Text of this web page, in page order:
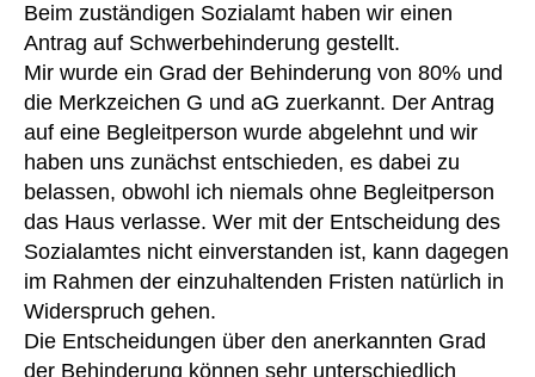
Beim zuständigen Sozialamt haben wir einen
Antrag auf Schwerbehinderung gestellt.
Mir wurde ein Grad der Behinderung von 80% und
die Merkzeichen G und aG zuerkannt. Der Antrag
auf eine Begleitperson wurde abgelehnt und wir
haben uns zunächst entschieden, es dabei zu
belassen, obwohl ich niemals ohne Begleitperson
das Haus verlasse. Wer mit der Entscheidung des
Sozialamtes nicht einverstanden ist, kann dagegen
im Rahmen der einzuhaltenden Fristen natürlich in
Widerspruch gehen.
Die Entscheidungen über den anerkannten Grad
der Behinderung können sehr unterschiedlich
s
ar
zt
H
ei
le
e,
H
e
m
d,
H
u
n
g
e
n,
hr
u
n
g
s
b
er